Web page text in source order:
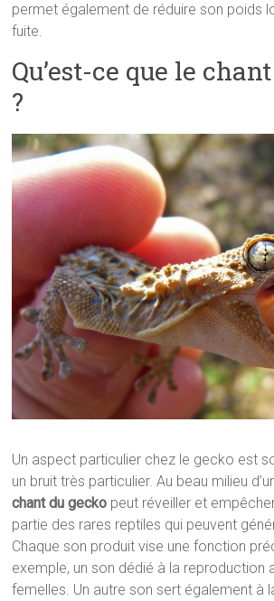
permet également de réduire son poids
fuite.
Qu’est-ce que le
?
Un aspect particulier chez le gecko est
un bruit très particulier. Au beau milieu
chant du gecko peut réveiller et
partie des rares reptiles qui peuvent
Chaque son produit vise une fonction
exemple, un son dédié à la reproduction
femelles. Un autre son sert également à